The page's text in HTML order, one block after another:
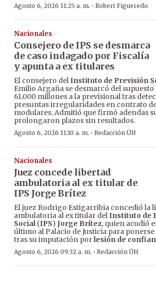
Agosto 6, 2026 11:25 a. m. · Robert Figueredo
Nacionales
Consejero de IPS se desmarca
de caso indagado por Fiscalía
y apunta a ex titulares
El consejero delInstituto de Previsión
Emilio Argaña se desmarcó del
61.000 millones a la previsional tras
presuntas irregularidades en contrato
modulares. Admitió que firmó adendas
prolongaron plazos sin resultados.
Agosto 6, 2026 11:10 a. m. · Redacción ÚH
Nacionales
Juez concede libertad
ambulatoria al ex titular de
IPS Jorge Brítez
El juez Rodrigo Estigarribia concedió la
ambulatoria al ex titular delInstituto de
Social(IPS) Jorge Brítez, quien acudió
último al Palacio de Justicia para
tras su imputación porlesión de
Agosto 6, 2026 09:32 a. m. · Redacción ÚH